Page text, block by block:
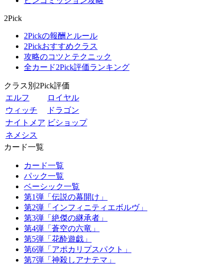
2Pick
2Pickの報酬とルール
2Pickおすすめクラス
攻略のコツとテクニック
全カード2Pick評価ランキング
クラス別2Pick評価
エルフ
ロイヤル
ウィッチ
ドラゴン
ナイトメア ビショップ
ネメシス
カード一覧
カード一覧
パック一覧
ベーシック一覧
第1弾「伝説の幕開け」
第2弾「インフィニティエボルヴ」
第3弾「絶傑の継承者」
第4弾「蒼空の六竜」
第5弾「花酔遊戯」
第6弾「アポカリプスパクト」
第7弾「神殺しアナテマ」